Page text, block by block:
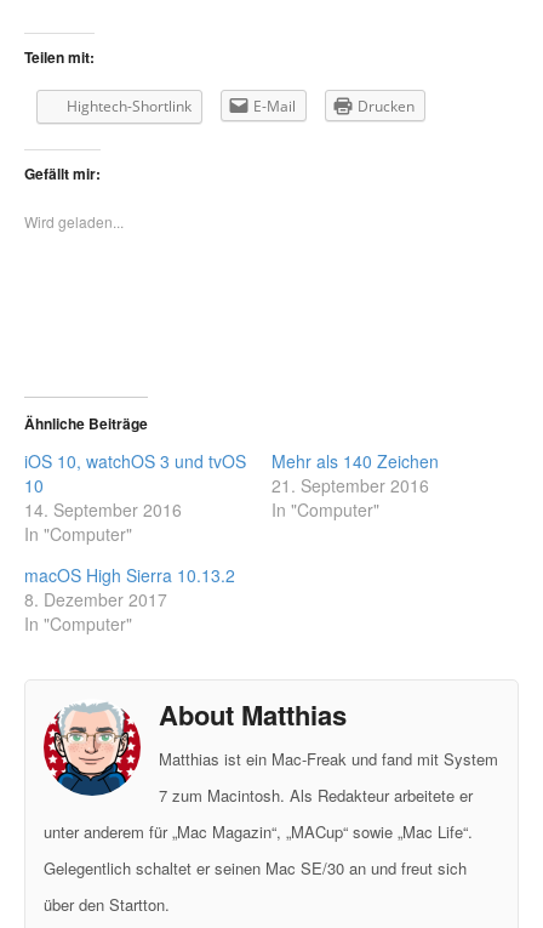
Teilen mit:
Hightech-Shortlink E-Mail Drucken
Gefällt mir:
Wird geladen...
Ähnliche Beiträge
iOS 10, watchOS 3 und tvOS
10
14. September 2016
In "Computer"
Mehr als 140 Zeichen
21. September 2016
In "Computer"
macOS High Sierra 10.13.2
8. Dezember 2017
In "Computer"
About Matthias
Matthias ist ein Mac-Freak und fand mit System
7 zum Macintosh. Als Redakteur arbeitete er
unter anderem für „Mac Magazin“, „MACup“ sowie „Mac Life“.
Gelegentlich schaltet er seinen Mac SE/30 an und freut sich
über den Startton.